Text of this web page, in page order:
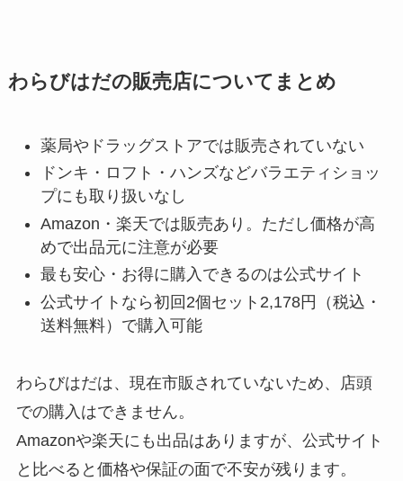
わらびはだの販売店についてまとめ
薬局やドラッグストアでは販売されていない
ドンキ・ロフト・ハンズなどバラエティショッ
プにも取り扱いなし
Amazon・楽天では販売あり。ただし価格が高
めで出品元に注意が必要
最も安心・お得に購入できるのは公式サイト
公式サイトなら初回2個セット2,178円（税込・
送料無料）で購入可能
わらびはだは、現在市販されていないため、店頭
での購入はできません。
Amazonや楽天にも出品はありますが、公式サイト
と比べると価格や保証の面で不安が残ります。